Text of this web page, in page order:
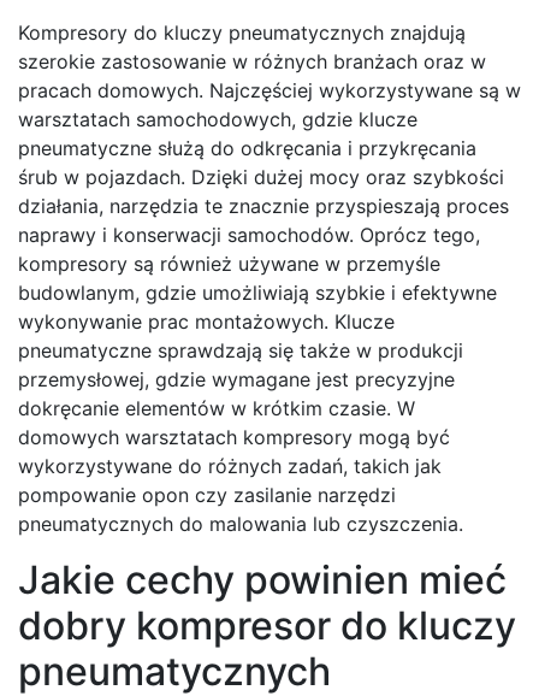
Kompresory do kluczy pneumatycznych znajdują
szerokie zastosowanie w różnych branżach oraz w
pracach domowych. Najczęściej wykorzystywane są w
warsztatach samochodowych, gdzie klucze
pneumatyczne służą do odkręcania i przykręcania
śrub w pojazdach. Dzięki dużej mocy oraz szybkości
działania, narzędzia te znacznie przyspieszają proces
naprawy i konserwacji samochodów. Oprócz tego,
kompresory są również używane w przemyśle
budowlanym, gdzie umożliwiają szybkie i efektywne
wykonywanie prac montażowych. Klucze
pneumatyczne sprawdzają się także w produkcji
przemysłowej, gdzie wymagane jest precyzyjne
dokręcanie elementów w krótkim czasie. W
domowych warsztatach kompresory mogą być
wykorzystywane do różnych zadań, takich jak
pompowanie opon czy zasilanie narzędzi
pneumatycznych do malowania lub czyszczenia.
Jakie cechy powinien mieć
dobry kompresor do kluczy
pneumatycznych